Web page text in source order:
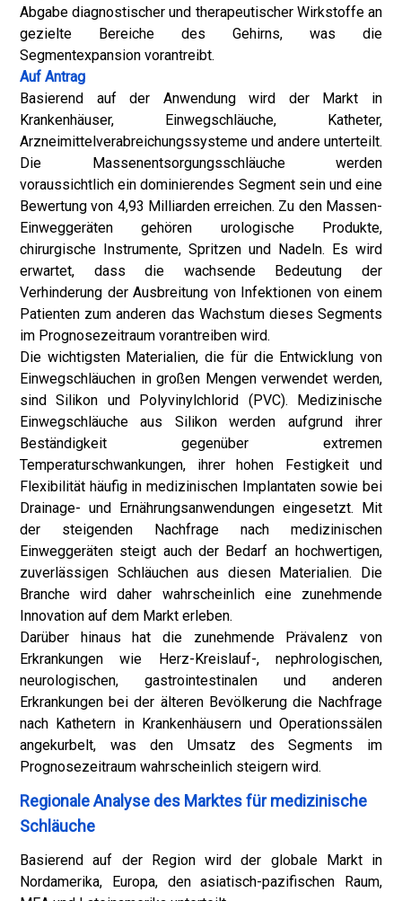
Abgabe diagnostischer und therapeutischer Wirkstoffe an
gezielte Bereiche des Gehirns, was die
Segmentexpansion vorantreibt.
Auf Antrag
Basierend auf der Anwendung wird der Markt in
Krankenhäuser, Einwegschläuche, Katheter,
Arzneimittelverabreichungssysteme und andere unterteilt.
Die Massenentsorgungsschläuche werden
voraussichtlich ein dominierendes Segment sein und eine
Bewertung von 4,93 Milliarden erreichen. Zu den Massen-
Einweggeräten gehören urologische Produkte,
chirurgische Instrumente, Spritzen und Nadeln. Es wird
erwartet, dass die wachsende Bedeutung der
Verhinderung der Ausbreitung von Infektionen von einem
Patienten zum anderen das Wachstum dieses Segments
im Prognosezeitraum vorantreiben wird.
Die wichtigsten Materialien, die für die Entwicklung von
Einwegschläuchen in großen Mengen verwendet werden,
sind Silikon und Polyvinylchlorid (PVC). Medizinische
Einwegschläuche aus Silikon werden aufgrund ihrer
Beständigkeit gegenüber extremen
Temperaturschwankungen, ihrer hohen Festigkeit und
Flexibilität häufig in medizinischen Implantaten sowie bei
Drainage- und Ernährungsanwendungen eingesetzt. Mit
der steigenden Nachfrage nach medizinischen
Einweggeräten steigt auch der Bedarf an hochwertigen,
zuverlässigen Schläuchen aus diesen Materialien. Die
Branche wird daher wahrscheinlich eine zunehmende
Innovation auf dem Markt erleben.
Darüber hinaus hat die zunehmende Prävalenz von
Erkrankungen wie Herz-Kreislauf-, nephrologischen,
neurologischen, gastrointestinalen und anderen
Erkrankungen bei der älteren Bevölkerung die Nachfrage
nach Kathetern in Krankenhäusern und Operationssälen
angekurbelt, was den Umsatz des Segments im
Prognosezeitraum wahrscheinlich steigern wird.
Regionale Analyse des Marktes für medizinische
Schläuche
Basierend auf der Region wird der globale Markt in
Nordamerika, Europa, den asiatisch-pazifischen Raum,